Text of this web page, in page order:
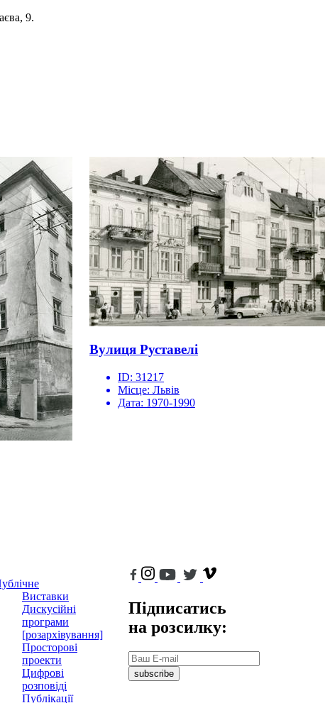
9.
Вулиця Руставелі
ID: 31217
Місце: Львів
Дата: 1970-1990
Виставки
Дискусійні
програми
[розархівування]
Просторові
проекти
Цифрові
розповіді
Публікації
Підписатись
на розсилку:
subscribe